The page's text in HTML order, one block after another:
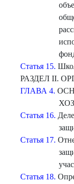
Статья 15.
РАЗДЕЛ II.
ГЛАВА 4.
Статья 16.
Статья 17.
Статья 18.